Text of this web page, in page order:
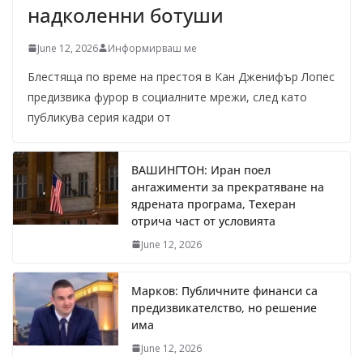
надколенни ботуши
June 12, 2026 Информирваш ме
Блестяща по време на престоя в Кан Дженифър Лопес
предизвика фурор в социалните мрежи, след като
публикува серия кадри от
ВАШИНГТОН: Иран поел
ангажименти за прекратяване на
ядрената програма, Техеран
отрича част от условията
June 12, 2026
Марков: Публичните финанси са
предизвикателство, но решение
има
June 12, 2026